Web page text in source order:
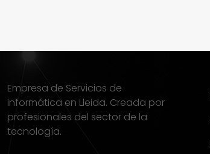
Empresa de Servicios de
informática en Lleida. Creada por
profesionales del sector de la
tecnología.